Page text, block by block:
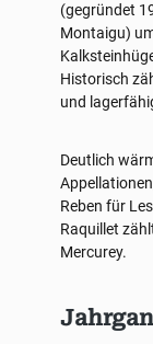
(gegründet
Montaigu)
Historisch
und
Deutlich
Reben für
Raquillet
Mercurey.